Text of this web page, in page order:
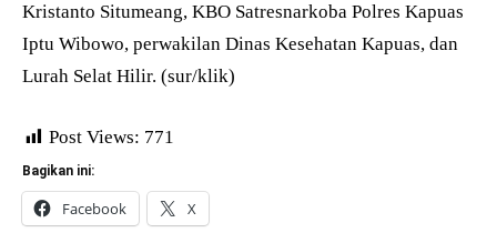
Kristanto Situmeang, KBO Satresnarkoba Polres Kapuas
Iptu Wibowo, perwakilan Dinas Kesehatan Kapuas, dan
Lurah Selat Hilir. (sur/klik)
Post Views: 771
Bagikan ini:
Facebook X